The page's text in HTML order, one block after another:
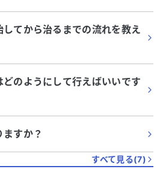
てから治るまでの流れを教え
のようにして行えばいいです
すか？
すべて見る(7)